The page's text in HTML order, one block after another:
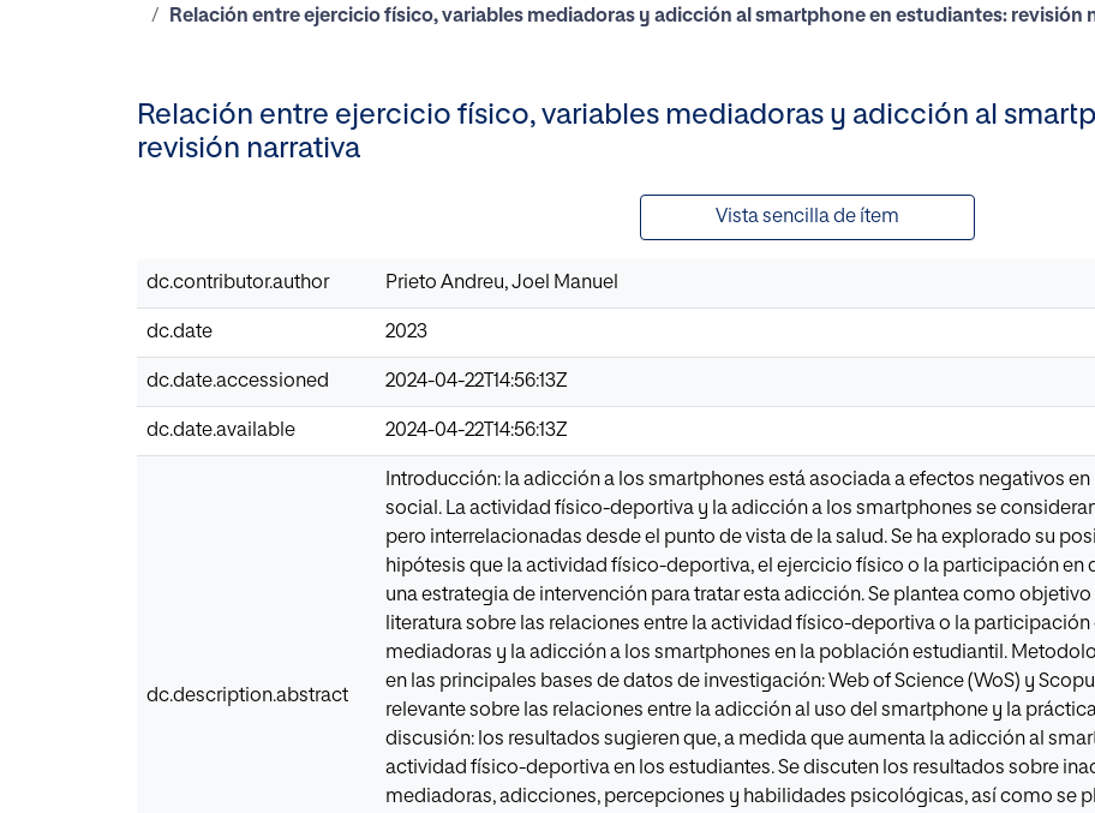
Relación entre ejercicio físico, variables mediadoras y adicción al smartphone en estudiantes: revisión
Relación entre ejercicio físico, variables mediadoras y adicción al
revisión narrativa
Vista sencilla de ítem
dc.contributor.author Prieto Andreu, Joel Manuel
dc.date 2023
dc.date.accessioned 2024-04-22T14:56:13Z
dc.date.available 2024-04-22T14:56:13Z
dc.description.abstract
Introducción: la adicción a los smartphones está asociada a efectos negativos
social. La actividad físico-deportiva y la adicción a los smartphones se
pero interrelacionadas desde el punto de vista de la salud. Se ha explorado su
hipótesis que la actividad físico-deportiva, el ejercicio físico o la participación en
una estrategia de intervención para tratar esta adicción. Se plantea como
literatura sobre las relaciones entre la actividad físico-deportiva o la participación
mediadoras y la adicción a los smartphones en la población estudiantil.
en las principales bases de datos de investigación: Web of Science (WoS) y
relevante sobre las relaciones entre la adicción al uso del smartphone y la
discusión: los resultados sugieren que, a medida que aumenta la adicción al
actividad físico-deportiva en los estudiantes. Se discuten los resultados sobre
mediadoras, adicciones, percepciones y habilidades psicológicas, así como se